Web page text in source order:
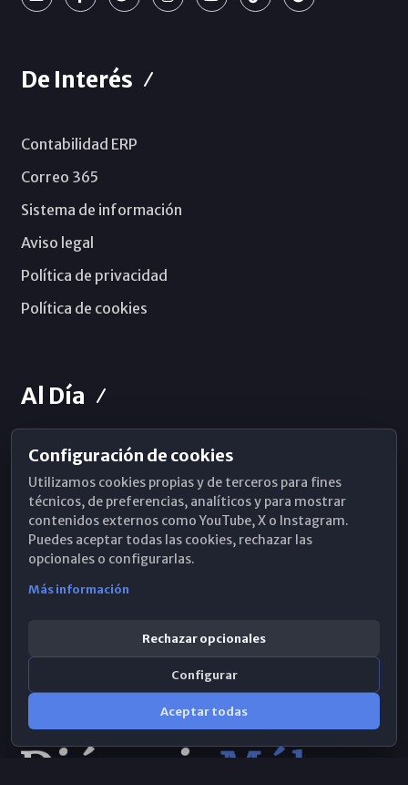
De Interés
Contabilidad ERP
Correo 365
Sistema de información
Aviso legal
Política de privacidad
Política de cookies
Al Día
Horarios de Misa
Hemeroteca
WhatsApp
Configuración de cookies
Utilizamos cookies propias y de terceros para fines
técnicos, de preferencias, analíticos y para mostrar
contenidos externos como YouTube, X o Instagram.
Puedes aceptar todas las cookies, rechazar las
opcionales o configurarlas.
Más información
Rechazar opcionales
Configurar
Aceptar todas